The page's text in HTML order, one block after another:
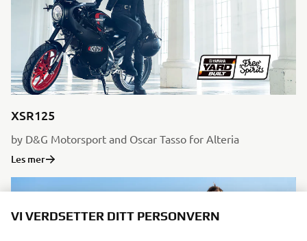
XSR125
by D&G Motorsport and Oscar Tasso for Alteria
Les mer
VI VERDSETTER DITT PERSONVERN